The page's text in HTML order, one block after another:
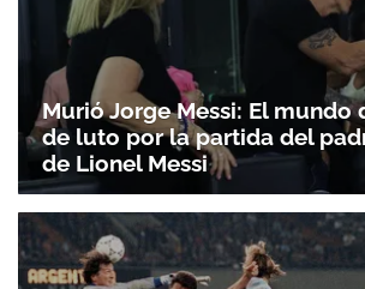
Murió Jorge Messi: El mundo
de luto por la partida del
de Lionel Messi